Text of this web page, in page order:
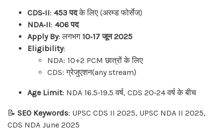
CDS‑II: 453 पदके लिए (अरम्ड फोर्सेज)
NDA‑II: 406 पद
Apply By: लगभग 10‑17 जून 2025
Eligibility:
NDA: 10+2 PCM छात्रों के लिए
CDS: ग्रेजुएशन(any stream)
Age Limit: NDA 16.5‑19.5 वर्ष, CDS 20‑24 वर्ष के बीच
📝 SEO Keywords: UPSC CDS II 2025, UPSC NDA II 2025,
CDS NDA June 2025